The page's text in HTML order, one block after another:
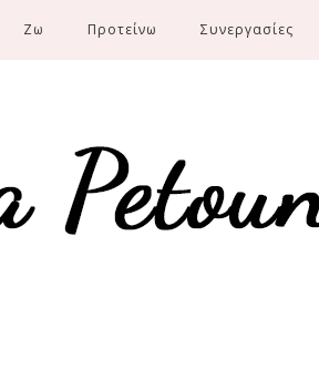
Ζω Προτείνω Συνεργασίες